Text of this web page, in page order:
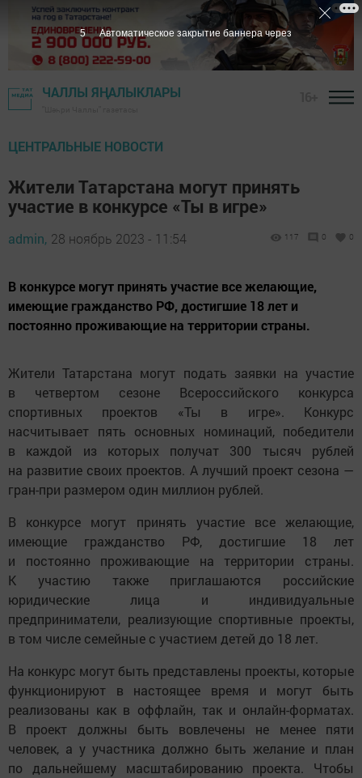
ЧАЛЛЫ ЯҢАЛЫКЛАРЫ
ЦЕНТРАЛЬНЫЕ НОВОСТИ
Жители Татарстана могут принять
участие в конкурсе «Ты в игре»
admin, 28 ноябрь 2023 - 11:54 117 0 0
В конкурсе могут принять участие все желающие,
имеющие гражданство РФ, достигшие 18 лет и
постоянно проживающие на территории страны.
Жители Татарстана могут подать заявки на участие
в четвертом сезоне Всероссийского конкурса
спортивных проектов «Ты в игре». Конкурс
насчитывает пять основных номинаций, победители
в каждой из которых получат 300 тысяч рублей
на развитие своих проектов. А лучший проект сезона —
гран-при размером один миллион рублей.
В конкурсе могут принять участие все желающие,
имеющие гражданство РФ, достигшие 18 лет
и постоянно проживающие на территории страны.
К участию также приглашаются российские
юридические лица и индивидуальные
предприниматели, реализующие спортивные проекты,
в том числе семейные с участием детей до 18 лет.
На конкурс могут быть представлены проекты, которые
функционируют в настоящее время и могут быть
реализованы как в оффлайн, так и онлайн-форматах.
В проект должны быть вовлечены не менее пяти
человек, а у участника должно быть желание и план
по дальнейшему масштабированию проекта. Чтобы
4 Автоматическое закрытие баннера через